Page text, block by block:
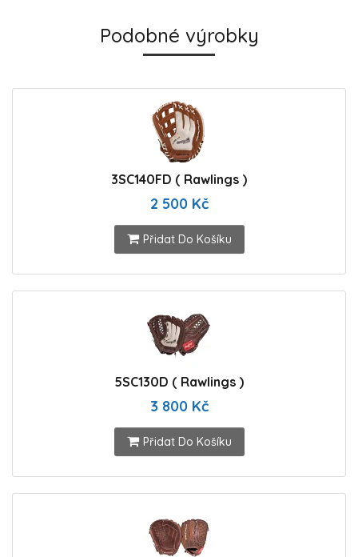
Podobné výrobky
3SC140FD ( Rawlings )
2 500 Kč
Přidat Do Košíku
5SC130D ( Rawlings )
3 800 Kč
Přidat Do Košíku